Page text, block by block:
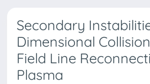
Secondary
Dimensional
Field Line
Plasma